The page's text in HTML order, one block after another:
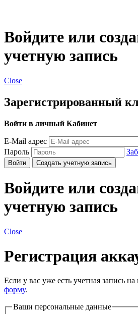
Войдите или
учетную запись
Close
Зарегистрированный
Войти в личный Кабинет
E-Mail адрес
Пароль
Войти Создать учетную запись
Войдите или
учетную запись
Close
Регистрация
Если у вас уже есть учетная запись
форму.
Ваши персональные данные